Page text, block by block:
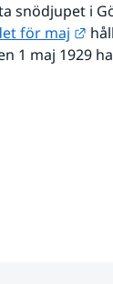
för maj
1 maj 1929